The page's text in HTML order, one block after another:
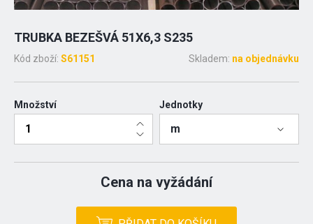
TRUBKA BEZEŠVÁ 51X6,3 S235
Kód zboží: S61151 Skladem: na objednávku
Množství Jednotky
m
Cena na vyžádání